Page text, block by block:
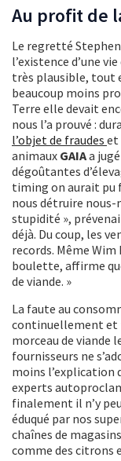
Au profit de
Le regretté
l’existence d’une
très plausible, tout
beaucoup moins
Terre elle devait
nous l’a prouvé :
l’objet de fraudes et
animaux GAIAa
dégoûtantes
timing on aurait pu
nous détruire
stupidité »,
déjà. Du coup, les
records. Même
boulette, affirme
de viande. »
La faute au
continuellement et
morceau de viande
fournisseurs ne
moins l’explication
experts
finalement il n’y
éduqué par nos
chaînes de
comme des citrons